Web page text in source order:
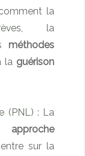
la
la
méthodes
la guérison
(PNL) : La
approche
sur la